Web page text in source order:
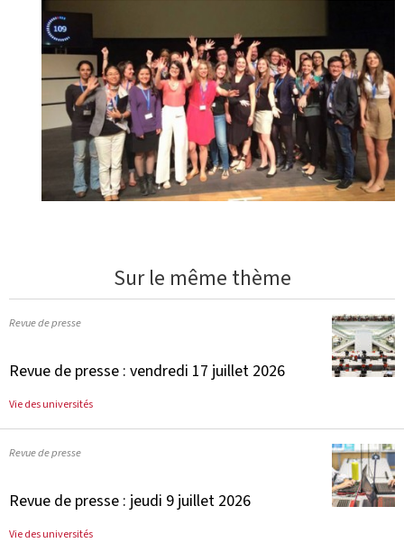
Sur le même thème
Revue de presse
Revue de presse : vendredi 17 juillet 2026
Vie des universités
Revue de presse
Revue de presse : jeudi 9 juillet 2026
Vie des universités